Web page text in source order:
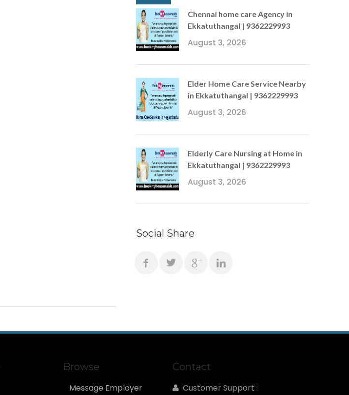
Chennai home care Agency in
Ekkatuthangal | 9362229993
August 3, 2026
Elder Home Care Service Nearby
in Ekkatuthangal | 9362229993
August 3, 2026
Elderly Care Nursing at Home in
Ekkatuthangal | 9362229993
August 3, 2026
Social Share
Browse
Message Employer
Contact
Customer Support :